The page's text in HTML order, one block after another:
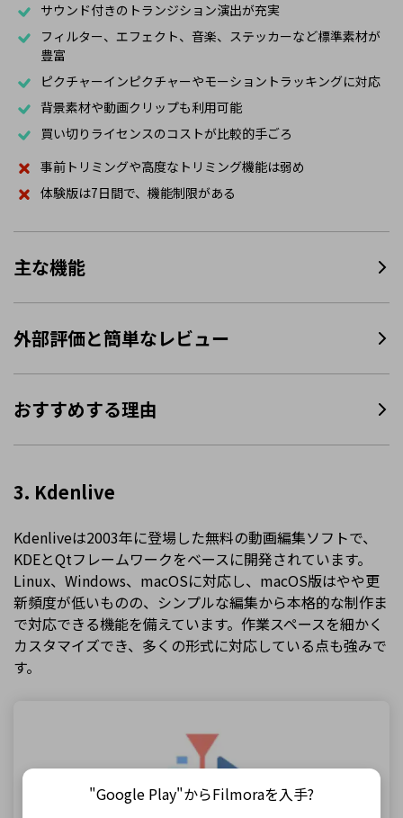
サウンド付きのトランジション演出が充実
フィルター、エフェクト、音楽、ステッカーなど標準素材が
豊富
ピクチャーインピクチャーやモーショントラッキングに対応
背景素材や動画クリップも利用可能
買い切りライセンスのコストが比較的手ごろ
事前トリミングや高度なトリミング機能は弱め
体験版は7日間で、機能制限がある
主な機能
外部評価と簡単なレビュー
おすすめする理由
3. Kdenlive
Kdenliveは2003年に登場した無料の動画編集ソフトで、
KDEとQtフレームワークをベースに開発されています。
Linux、Windows、macOSに対応し、macOS版はやや更
新頻度が低いものの、シンプルな編集から本格的な制作ま
で対応できる機能を備えています。作業スペースを細かく
カスタマイズでき、多くの形式に対応している点も強みで
す。
"Google Play"からFilmoraを入手?